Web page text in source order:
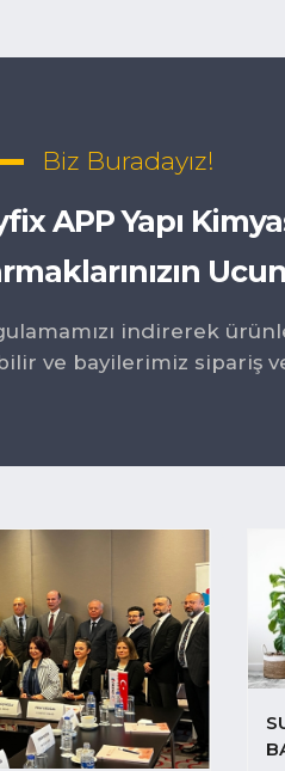
Biz Buradayız!
APP Yapı
indirerek
ve bayilerimiz sipariş